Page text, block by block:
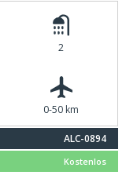
2
0-50 km
ALC-0894
Kostenlos